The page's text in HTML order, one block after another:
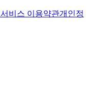
서비스 이용약관개인정